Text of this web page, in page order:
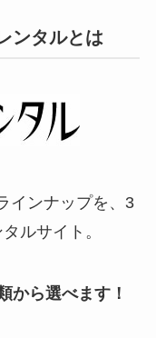
ンタルとは
インナップを、3
ルサイト。
から選べます！